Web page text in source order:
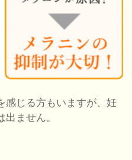
感じる方もいますが、妊
ません。